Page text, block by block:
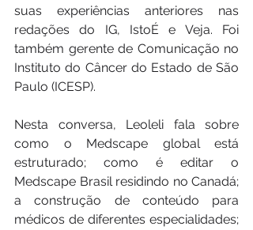
suas experiências anteriores nas
redações do IG, IstoÉ e Veja. Foi
também gerente de Comunicação no
Instituto do Câncer do Estado de São
Paulo (ICESP).
Nesta conversa, Leoleli fala sobre
como o Medscape global está
estruturado; como é editar o
Medscape Brasil residindo no Canadá;
a construção de conteúdo para
médicos de diferentes especialidades;